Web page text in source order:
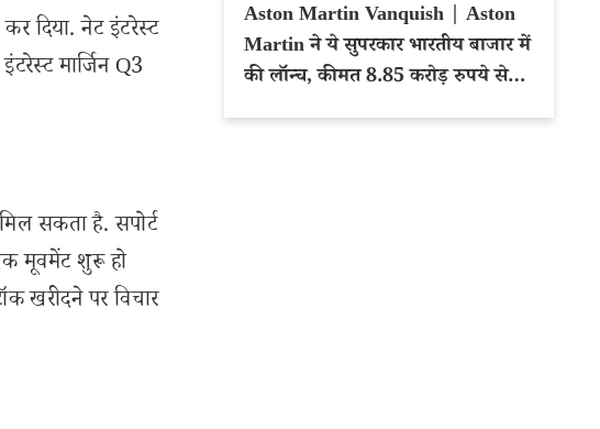
दिया. नेट इंटरेस्ट
मार्जिन Q3
सकता है. सपोर्ट
मूवमेंट शुरू हो
खरीदने पर विचार
Aston Martin Vanquish | Aston
Martin ने ये सुपरकार भारतीय बाजार में
की लॉन्च, कीमत 8.85 करोड़ रुपये से